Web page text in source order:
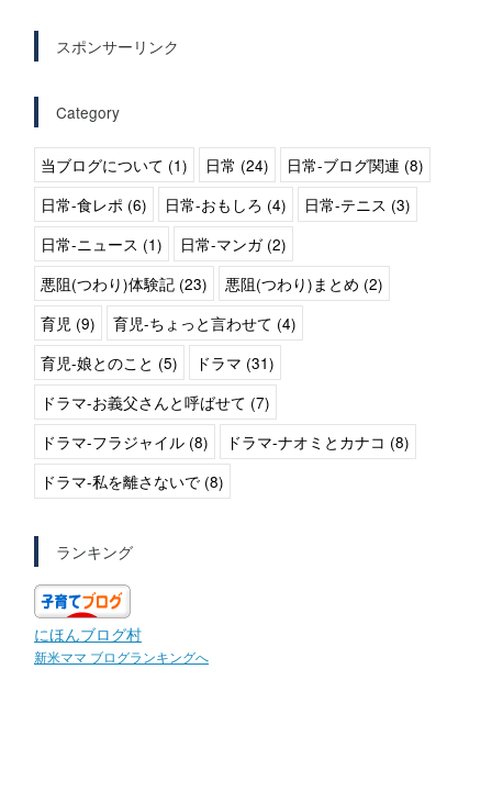
スポンサーリンク
Category
当ブログについて (1) 日常 (24)
日常-ブログ関連 (8)
日常-食レポ (6)
日常-おもしろ (4)
日常-テニス (3)
日常-ニュース (1)
日常-マンガ (2)
悪阻(つわり)体験記 (23)
悪阻(つわり)まとめ (2)
育児 (9)
育児-ちょっと言わせて (4)
育児-娘とのこと (5)
ドラマ (31)
ドラマ-お義父さんと呼ばせて (7)
ドラマ-フラジャイル (8)
ドラマ-ナオミとカナコ (8)
ドラマ-私を離さないで (8)
ランキング
にほんブログ村
新米ママ ブログランキングへ